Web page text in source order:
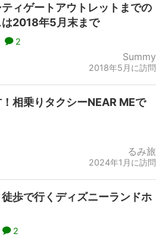
ィゲートアウトレットまでの
2018年5月末まで
2
Summy
2018年5月に訪問
相乗りタクシーNEAR MEで
るみ旅
2024年1月に訪問
徒歩で行くディズニーランドホ
2